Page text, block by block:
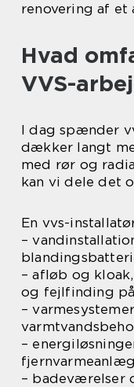
renovering af
Hvad
VVS-
I dag spænder
dækker langt
med rør og
kan vi dele det
En vvs-
–
– afløb og
og fejlfinding
–
–
fjernvarmeanlæg
– badeværelser